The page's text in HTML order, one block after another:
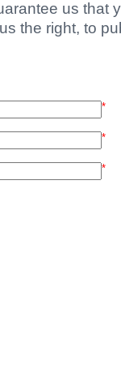
us that
the right, to
*
*
*